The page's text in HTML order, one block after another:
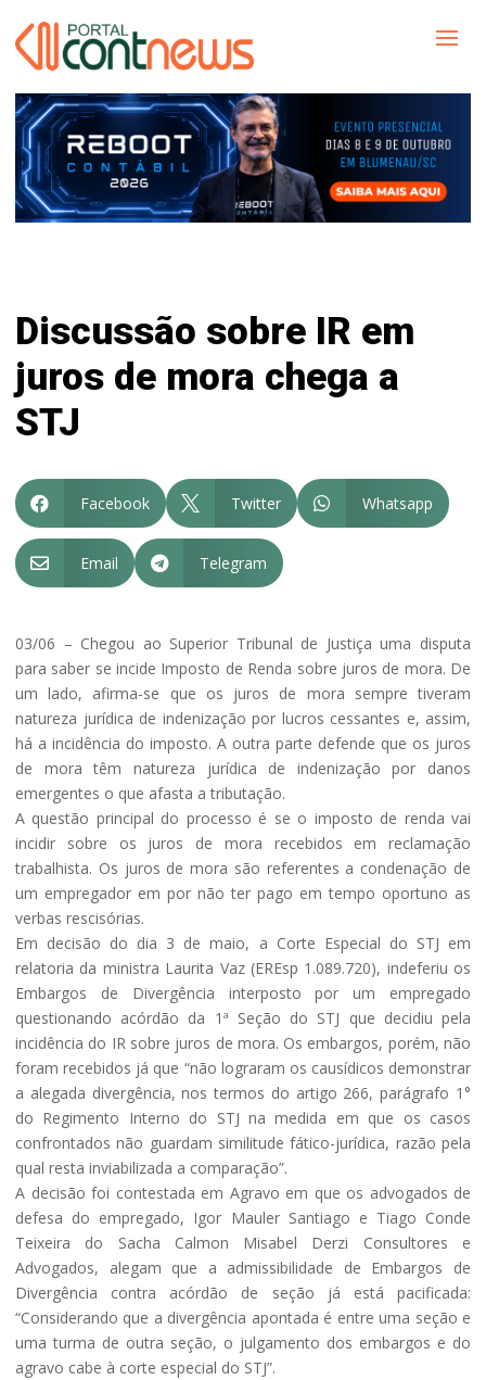
Discussão sobre IR em
juros de mora chega a
STJ
 Facebook  Twitter  Whatsapp
 Email  Telegram
03/06 – Chegou ao Superior Tribunal de Justiça uma disputa
para saber se incide Imposto de Renda sobre juros de mora. De
um lado, afirma-se que os juros de mora sempre tiveram
natureza jurídica de indenização por lucros cessantes e, assim,
há a incidência do imposto. A outra parte defende que os juros
de mora têm natureza jurídica de indenização por danos
emergentes o que afasta a tributação.
A questão principal do processo é se o imposto de renda vai
incidir sobre os juros de mora recebidos em reclamação
trabalhista. Os juros de mora são referentes a condenação de
um empregador em por não ter pago em tempo oportuno as
verbas rescisórias.
Em decisão do dia 3 de maio, a Corte Especial do STJ em
relatoria da ministra Laurita Vaz (EREsp 1.089.720), indeferiu os
Embargos de Divergência interposto por um empregado
questionando acórdão da 1ª Seção do STJ que decidiu pela
incidência do IR sobre juros de mora. Os embargos, porém, não
foram recebidos já que “não lograram os causídicos demonstrar
a alegada divergência, nos termos do artigo 266, parágrafo 1°
do Regimento Interno do STJ na medida em que os casos
confrontados não guardam similitude fático-jurídica, razão pela
qual resta inviabilizada a comparação”.
A decisão foi contestada em Agravo em que os advogados de
defesa do empregado, Igor Mauler Santiago e Tiago Conde
Teixeira do Sacha Calmon Misabel Derzi Consultores e
Advogados, alegam que a admissibilidade de Embargos de
Divergência contra acórdão de seção já está pacificada:
“Considerando que a divergência apontada é entre uma seção e
uma turma de outra seção, o julgamento dos embargos e do
agravo cabe à corte especial do STJ”.